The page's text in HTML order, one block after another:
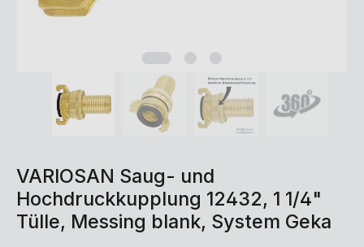
VARIOSAN Saug- und
Hochdruckkupplung 12432, 1 1/4"
Tülle, Messing blank, System Geka